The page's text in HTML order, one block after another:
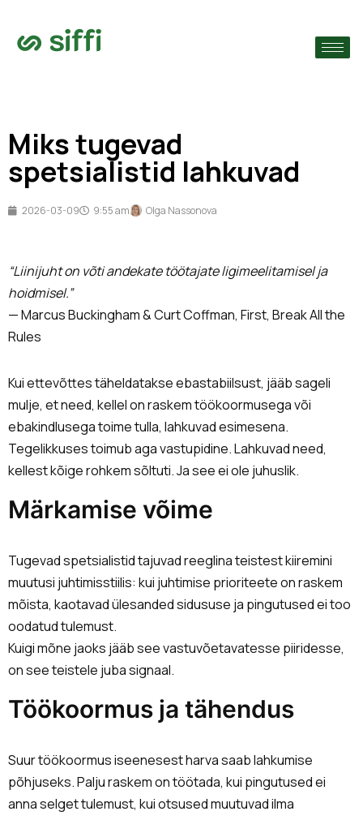
Miks tugevad
spetsialistid lahkuvad
2026-03-09 9:55 am Olga Nassonova
“Liinijuht on võti andekate töötajate ligimeelitamisel ja
hoidmisel.”
— Marcus Buckingham & Curt Coffman, First, Break All the
Rules
Kui ettevõttes täheldatakse ebastabiilsust, jääb sageli
mulje, et need, kellel on raskem töökoormusega või
ebakindlusega toime tulla, lahkuvad esimesena.
Tegelikkuses toimub aga vastupidine. Lahkuvad need,
kellest kõige rohkem sõltuti. Ja see ei ole juhuslik.
Märkamise võime
Tugevad spetsialistid tajuvad reeglina teistest kiiremini
muutusi juhtimisstiilis: kui juhtimise prioriteete on raskem
mõista, kaotavad ülesanded sidususe ja pingutused ei too
oodatud tulemust.
Kuigi mõne jaoks jääb see vastuvõetavatesse piiridesse,
on see teistele juba signaal.
Töökoormus ja tähendus
Suur töökoormus iseenesest harva saab lahkumise
põhjuseks. Palju raskem on töötada, kui pingutused ei
anna selget tulemust, kui otsused muutuvad ilma